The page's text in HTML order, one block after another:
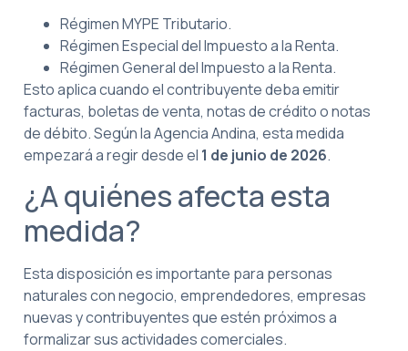
Régimen MYPE Tributario.
Régimen Especial del Impuesto a la Renta.
Régimen General del Impuesto a la Renta.
Esto aplica cuando el contribuyente deba emitir
facturas, boletas de venta, notas de crédito o notas
de débito. Según la Agencia Andina, esta medida
empezará a regir desde el 1 de junio de 2026.
¿A quiénes afecta esta
medida?
Esta disposición es importante para personas
naturales con negocio, emprendedores, empresas
nuevas y contribuyentes que estén próximos a
formalizar sus actividades comerciales.